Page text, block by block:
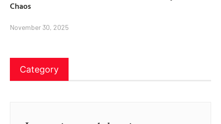
Chaos
November 30, 2025
Category